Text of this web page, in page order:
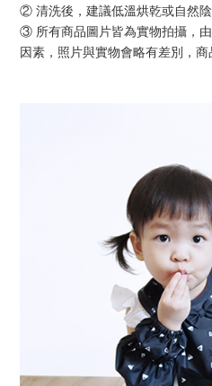
② 清洗後，建議低溫烘乾或自然陰
③ 所有商品圖片皆為實物拍攝，
因素，照片與實物會略有差別，商